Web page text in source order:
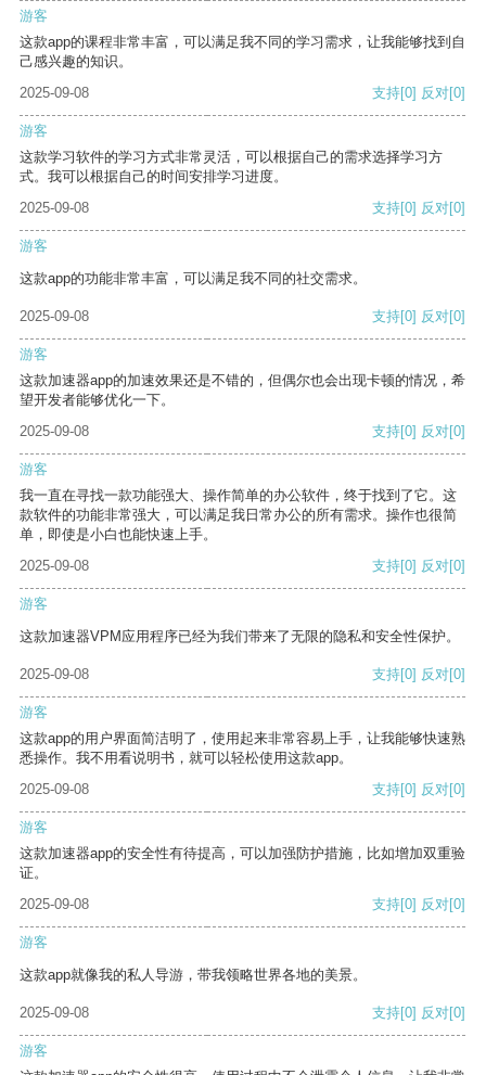
游客
这款app的课程非常丰富，可以满足我不同的学习需求，让我能够找到自
己感兴趣的知识。
2025-09-08
支持[0] 反对[0]
游客
这款学习软件的学习方式非常灵活，可以根据自己的需求选择学习方
式。我可以根据自己的时间安排学习进度。
2025-09-08
支持[0] 反对[0]
游客
这款app的功能非常丰富，可以满足我不同的社交需求。
2025-09-08 支持[0] 反对[0]
游客
这款加速器app的加速效果还是不错的，但偶尔也会出现卡顿的情况，希
望开发者能够优化一下。
2025-09-08
支持[0] 反对[0]
游客
我一直在寻找一款功能强大、操作简单的办公软件，终于找到了它。这
款软件的功能非常强大，可以满足我日常办公的所有需求。操作也很简
单，即使是小白也能快速上手。
2025-09-08
支持[0] 反对[0]
游客
这款加速器VPM应用程序已经为我们带来了无限的隐私和安全性保护。
2025-09-08 支持[0] 反对[0]
游客
这款app的用户界面简洁明了，使用起来非常容易上手，让我能够快速熟
悉操作。我不用看说明书，就可以轻松使用这款app。
2025-09-08
支持[0] 反对[0]
游客
这款加速器app的安全性有待提高，可以加强防护措施，比如增加双重验
证。
2025-09-08
支持[0] 反对[0]
游客
这款app就像我的私人导游，带我领略世界各地的美景。
2025-09-08 支持[0] 反对[0]
游客